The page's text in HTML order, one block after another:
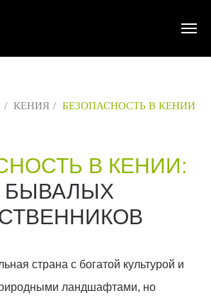
/ КЕНИЯ / БЕЗОПАСНОСТЬ В КЕНИИ
В КЕНИИ:
БЫВАЛЫХ
страна с богатой культурой и
ландшафтами, но